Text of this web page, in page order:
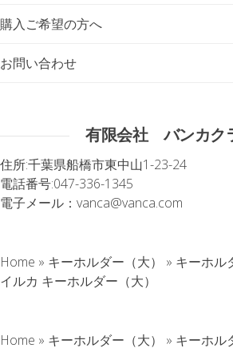
購入ご希望の方へ
お問い合わせ
有限会社 バンカク
住所:千葉県船橋市東中山1-23-24
電話番号:047-336-1345
電子メール： vanca@vanca.com
Home » キーホルダー（大） » キーホル
イルカ キーホルダー（大）
Home » キーホルダー（大） » キーホル